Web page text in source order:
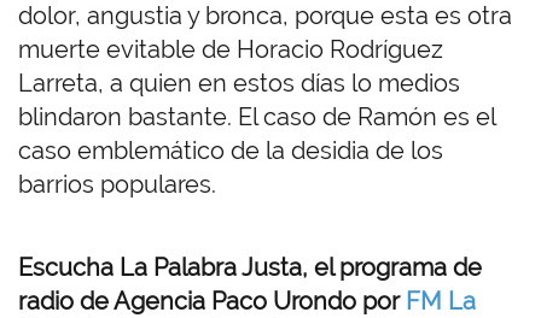
dolor, angustia y bronca, porque esta es otra
muerte evitable de Horacio Rodríguez
Larreta, a quien en estos días lo medios
blindaron bastante. El caso de Ramón es el
caso emblemático de la desidia de los
barrios populares.
Escucha La Palabra Justa, el programa de
radio de Agencia Paco Urondo por FM La